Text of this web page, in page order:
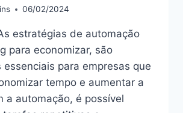
06/02/2024
estratégias de automação
para economizar, são
para empresas que
tempo e aumentar a
a automação, é possível